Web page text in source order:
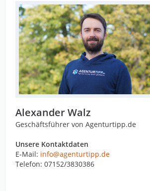
Alexander Walz
Geschäftsführer von Agenturtipp.de
Unsere Kontaktdaten
E-Mail: info@agenturtipp.de
Telefon: 07152/3830386